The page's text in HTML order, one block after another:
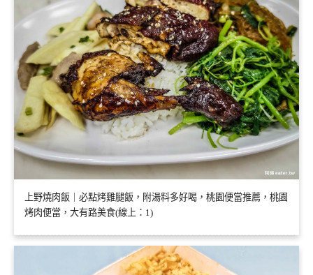
上野燒肉飯｜必點烤雞腿飯，附湯料多好喝，桃園便當推薦，桃園
烤肉便當，大有路美食(線上：1)